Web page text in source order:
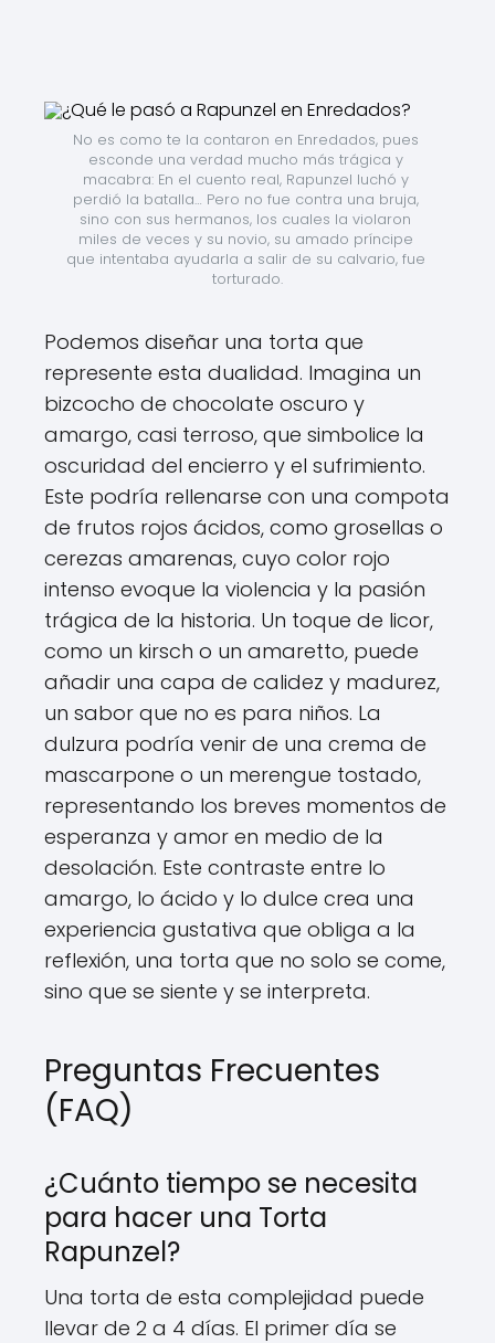
No es como te la contaron en Enredados, pues
esconde una verdad mucho más trágica y
macabra: En el cuento real, Rapunzel luchó y
perdió la batalla… Pero no fue contra una bruja,
sino con sus hermanos, los cuales la violaron
miles de veces y su novio, su amado príncipe
que intentaba ayudarla a salir de su calvario, fue
torturado.
Podemos diseñar una torta que
represente esta dualidad. Imagina un
bizcocho de chocolate oscuro y
amargo, casi terroso, que simbolice la
oscuridad del encierro y el sufrimiento.
Este podría rellenarse con una compota
de frutos rojos ácidos, como grosellas o
cerezas amarenas, cuyo color rojo
intenso evoque la violencia y la pasión
trágica de la historia. Un toque de licor,
como un kirsch o un amaretto, puede
añadir una capa de calidez y madurez,
un sabor que no es para niños. La
dulzura podría venir de una crema de
mascarpone o un merengue tostado,
representando los breves momentos de
esperanza y amor en medio de la
desolación. Este contraste entre lo
amargo, lo ácido y lo dulce crea una
experiencia gustativa que obliga a la
reflexión, una torta que no solo se come,
sino que se siente y se interpreta.
Preguntas Frecuentes
(FAQ)
¿Cuánto tiempo se necesita
para hacer una Torta
Rapunzel?
Una torta de esta complejidad puede
llevar de 2 a 4 días. El primer día se